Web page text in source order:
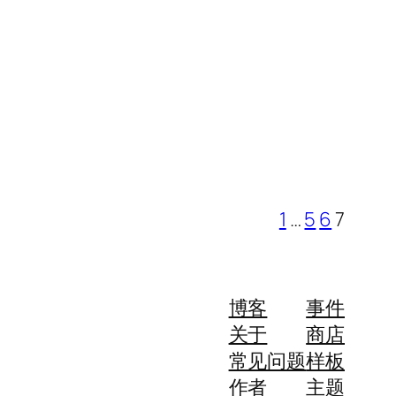
1 …5 67
博客
关于
常见问题
作者
事件
商店
样板
主题